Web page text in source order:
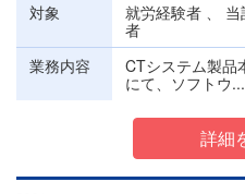
対象
就労経験者 、
者
業務内容
CTシステム製
にて、ソフトウ...
詳細